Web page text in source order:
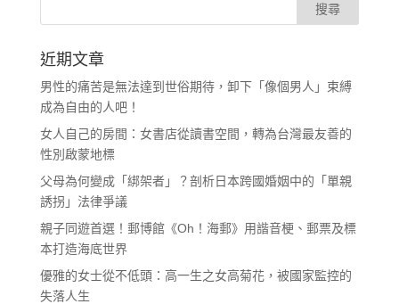
近期文章
男性的痛苦是無法達到世俗期待，卸下「像個男人」束縛
成為自由的人吧！
女人自己的房間：女書店從讀書空間，轉為台灣最友善的
性別啟蒙地標
父母為何變成「綁架者」？剖析日本跨國婚姻中的「單親
誘拐」法律爭議
親子同遊首選！郵博館《Oh！海郵》用諧音梗、郵票及標
本打造海底世界
優雅的女士從不低頭：高一生之女高菊花，被國家監控的
失落人生